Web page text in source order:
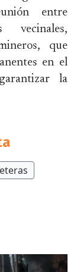
entre
vecinales,
que
en el
la